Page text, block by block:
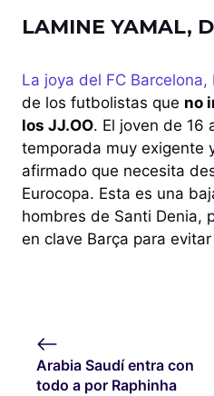
LAMINE YAMAL,
La joya del FC Barcelona,
de los futbolistas que no
los JJ.OO. El joven de 16
temporada muy exigente
afirmado que necesita
Eurocopa. Esta es una
hombres de Santi Denia,
en clave Barça para
Arabia Saudí entra con
todo a por Raphinha